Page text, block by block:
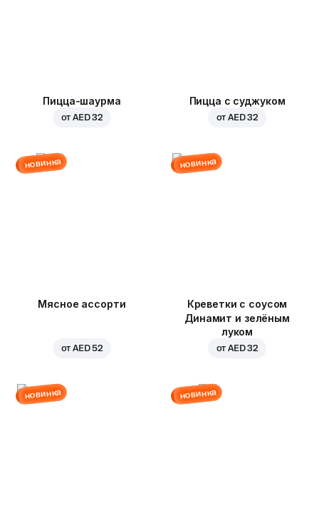
Пицца-шаурма
отAED 32
Пицца с суджуком
отAED 32
новинка
Мясное ассорти
отAED 52
новинка
Креветки с соусом
Динамит и зелёным
луком
отAED 32
новинка новинка